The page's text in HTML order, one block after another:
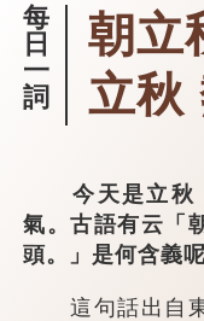
每
日
一
詞
朝立
立秋
今天是立秋，
氣。古語有云「
頭。」是何含義
這句話出自東